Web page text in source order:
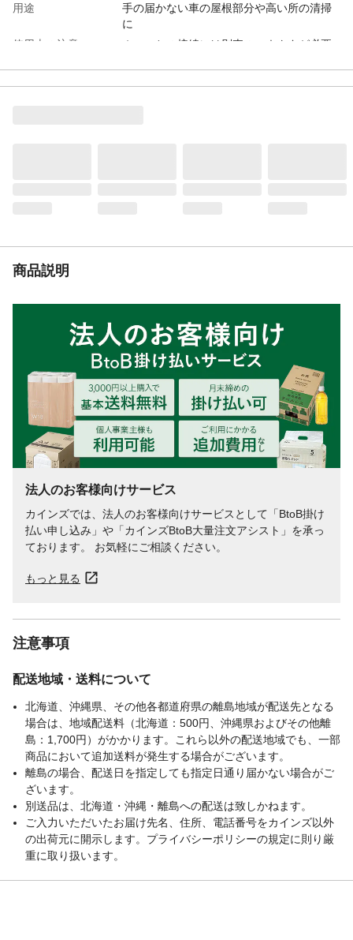
用途
手の届かない車の屋根部分や高い所の清掃
に
使用上の注意
ホースとの接続には別売のコネクタが必要
商品説明
法人のお客様向けサービス
カインズでは、法人のお客様向けサービスとして「BtoB掛け
払い申し込み」や「カインズBtoB大量注文アシスト」を承っ
ております。 お気軽にご相談ください。
もっと見る
注意事項
配送地域・送料について
北海道、沖縄県、その他各都道府県の離島地域が配送先となる
場合は、地域配送料（北海道：500円、沖縄県およびその他離
島：1,700円）がかかります。これら以外の配送地域でも、一部
商品において追加送料が発生する場合がございます。
離島の場合、配送日を指定しても指定日通り届かない場合がご
ざいます。
別送品は、北海道・沖縄・離島への配送は致しかねます。
ご入力いただいたお届け先名、住所、電話番号をカインズ以外
の出荷元に開示します。プライバシーポリシーの規定に則り厳
重に取り扱います。